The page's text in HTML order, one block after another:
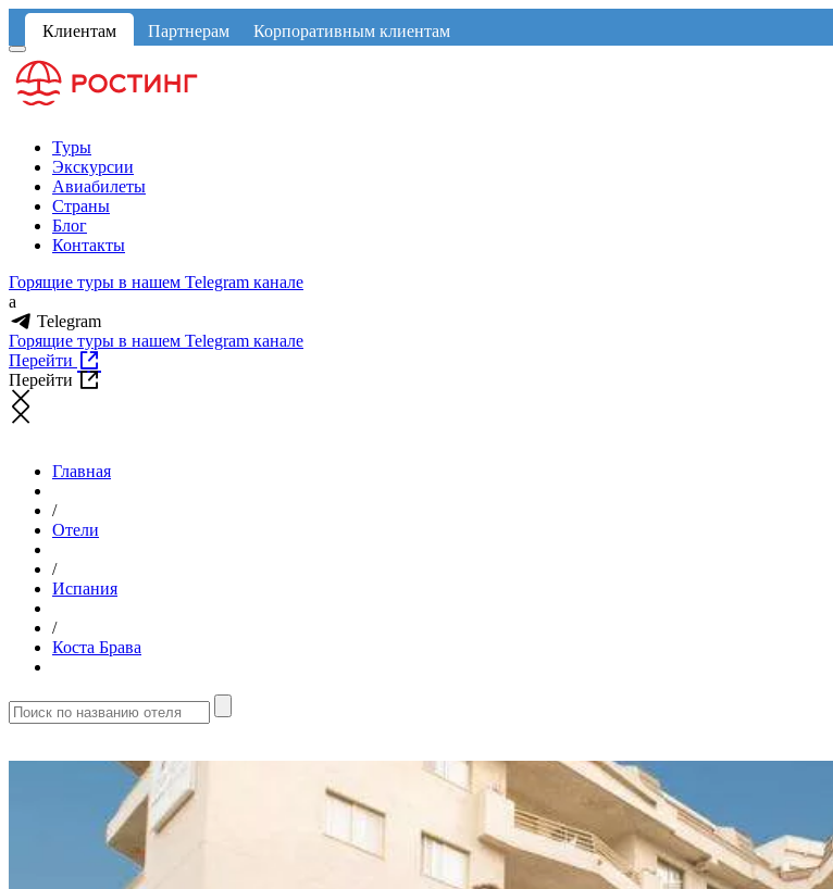
Клиентам Партнерам Корпоративным клиентам
Туры
Экскурсии
Авиабилеты
Страны
Блог
Контакты
Горящие туры в нашем Telegram канале
a
Telegram
Горящие туры в нашем Telegram канале
Перейти
Перейти
Главная
/
Отели
/
Испания
/
Коста Брава